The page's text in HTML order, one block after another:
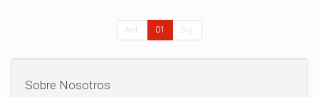
Ant. 01 Sig.
Sobre Nosotros